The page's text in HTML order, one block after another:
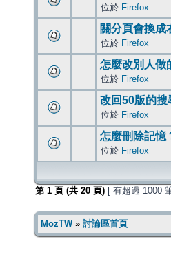
位於 Firefox
關分頁會換成
位於 Firefox
怎麼改別人做
位於 Firefox
改回50版的搜
位於 Firefox
怎麼刪除記憶
位於 Firefox
第 1 頁 (共 20 頁) [ 有超過 1000
MozTW» 討論區首頁